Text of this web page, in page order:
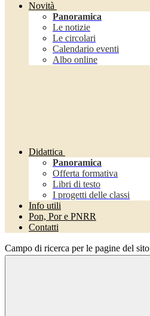
Novità
Panoramica
Le notizie
Le circolari
Calendario eventi
Albo online
Didattica
Panoramica
Offerta formativa
Libri di testo
I progetti delle classi
Info utili
Pon, Por e PNRR
Contatti
Campo di ricerca per le pagine del sito